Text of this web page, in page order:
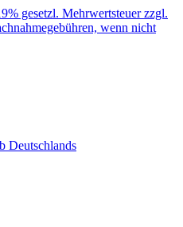
gesetzl. Mehrwertsteuer zzgl.
wenn nicht
Deutschlands